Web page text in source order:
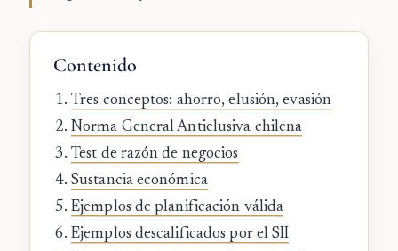
Contenido
Tres conceptos: ahorro, elusión, evasión
Norma General Antielusiva chilena
Test de razón de negocios
Sustancia económica
Ejemplos de planificación válida
Ejemplos descalificados por el SII